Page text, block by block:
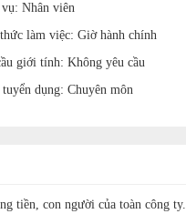
Nhân viên
làm việc: Giờ hành chính
giới tính: Không yêu cầu
dụng: Chuyên môn
tiền, con người của toàn công ty.